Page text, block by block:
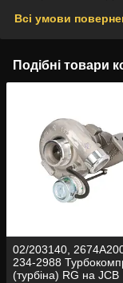
Всі умови
Подібні товари
02/203140,
234-2988
(турбіна) RG на JCB